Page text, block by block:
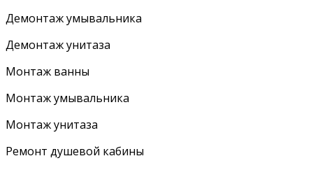
Демонтаж умывальника
Демонтаж унитаза
Монтаж ванны
Монтаж умывальника
Монтаж унитаза
Ремонт душевой кабины